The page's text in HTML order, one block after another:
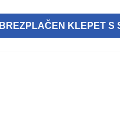
BREZPLAČEN KLEPET S